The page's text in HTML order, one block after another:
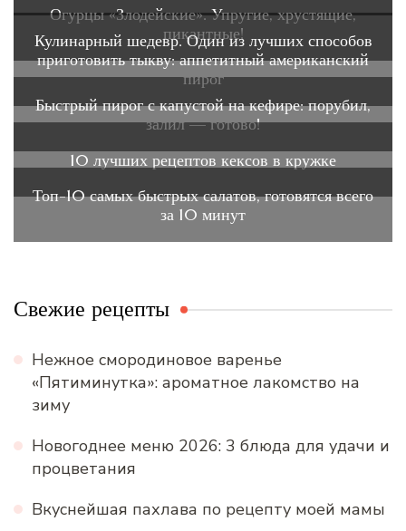
Огурцы «Злодейские». Упругие, хрустящие,
пикантные!
Кулинарный шедевр. Один из лучших способов
приготовить тыкву: аппетитный американский
пирог
Быстрый пирог с капустой на кефире: порубил,
залил — готово!
10 лучших рецептов кексов в кружке
Топ-10 самых быстрых салатов, готовятся всего
за 10 минут
Свежие рецепты
Нежное смородиновое варенье
«Пятиминутка»: ароматное лакомство на
зиму
Новогоднее меню 2026: 3 блюда для удачи и
процветания
Вкуснейшая пахлава по рецепту моей мамы